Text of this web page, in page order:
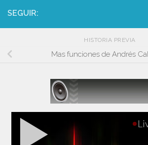
SEGUIR:
HISTORIA PREVIA
Mas funciones de Andrés